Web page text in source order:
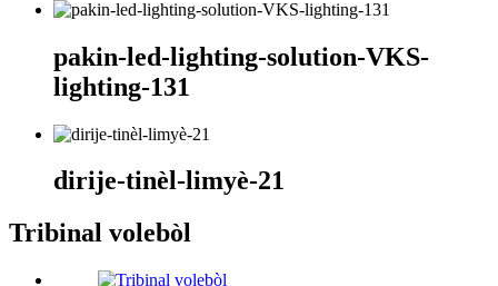
pakin-led-lighting-solution-VKS-
lighting-131
dirije-tinèl-limyè-21
Tribinal volebòl